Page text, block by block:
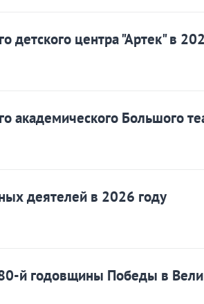
центра "Артек" в
академического Большого
деятелей в 2026 году
й годовщины Победы в